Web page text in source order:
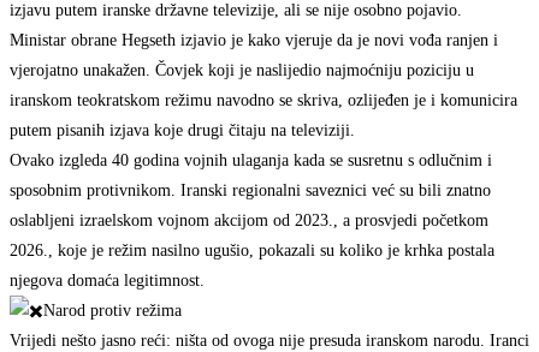
izjavu putem iranske državne televizije, ali se nije osobno pojavio.
Ministar obrane Hegseth izjavio je kako vjeruje da je novi vođa ranjen i
vjerojatno unakažen. Čovjek koji je naslijedio najmoćniju poziciju u
iranskom teokratskom režimu navodno se skriva, ozlijeđen je i komunicira
putem pisanih izjava koje drugi čitaju na televiziji.
Ovako izgleda 40 godina vojnih ulaganja kada se susretnu s odlučnim i
sposobnim protivnikom. Iranski regionalni saveznici već su bili znatno
oslabljeni izraelskom vojnom akcijom od 2023., a prosvjedi početkom
2026., koje je režim nasilno ugušio, pokazali su koliko je krhka postala
njegova domaća legitimnost.
Narod protiv režima
Vrijedi nešto jasno reći: ništa od ovoga nije presuda iranskom narodu. Iranci